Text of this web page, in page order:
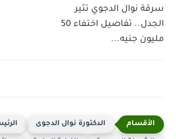
سرقة نوال الدجوي تثير
الجدل.. تفاصيل اختفاء 50
مليون جنيه...
الدكتورة نوال الدجوى